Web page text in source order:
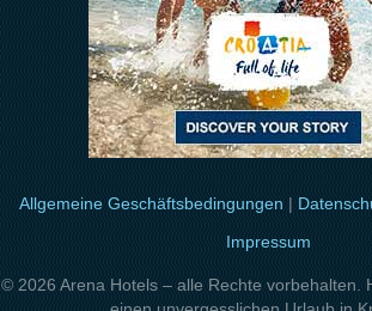
Allgemeine Geschäftsbedingungen |
Impressum
© 2026 Arena Hotels – alle Rechte vorbehalten.